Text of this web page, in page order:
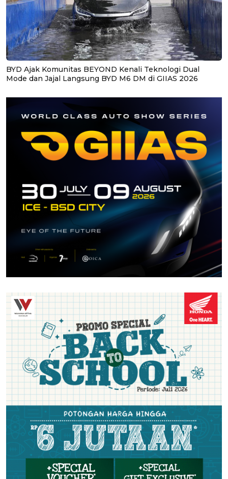
BYD Ajak Komunitas BEYOND Kenali Teknologi Dual
Mode dan Jajal Langsung BYD M6 DM di GIIAS 2026